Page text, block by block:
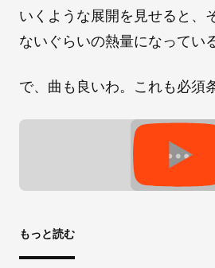
いくような展開を見せると、
ないぐらいの熱量になってい
で、曲も良いわ。これも必須
もっと読む